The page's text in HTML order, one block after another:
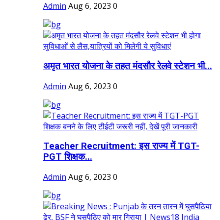
Admin Aug 6, 2023 0
अमृत भारत योजना के तहत मंदसौर रेलवे स्टेशन भी...
Admin Aug 6, 2023 0
Teacher Recruitment: इस राज्य में TGT-
PGT शिक्षक...
Admin Aug 6, 2023 0